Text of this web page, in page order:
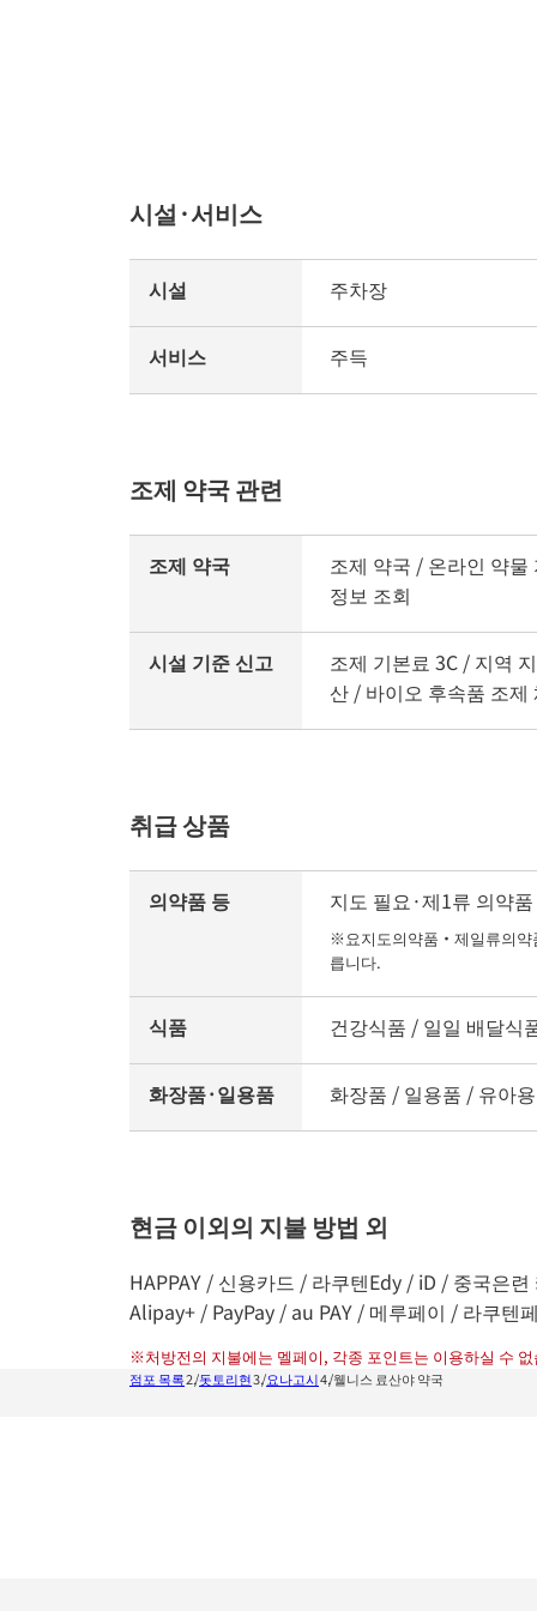
시설·서비스
시설 주차장
서비스 주득
조제 약국 관련
조제 약국
조제 약국 / 온라인 약
정보 조회
시설 기준 신고
조제 기본료 3C / 지역
산 / 바이오 후속품 조제
취급 상품
의약품 등 지도 필요·제1류 의약
※요지도의약품・제일류의약
릅니다.
식품 건강식품 / 일일 배달식
화장품·일용품 화장품 / 일용품 / 유아
현금 이외의 지불 방법 외
HAPPAY / 신용카드 / 라쿠텐Edy / iD / 중국은
Alipay+ / PayPay / au PAY / 메루페이 / 라쿠텐
※처방전의 지불에는 멜페이, 각종 포인트는 이용하실 수
점포 목록 돗토리현 요나고시 웰니스 료산야 약국